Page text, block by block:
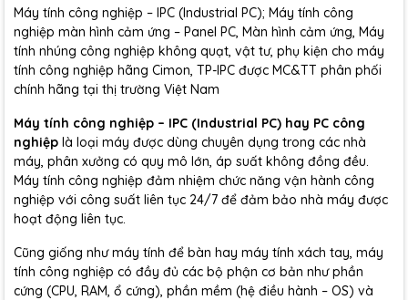
Máy tính công nghiệp – IPC (Industrial PC); Máy tính công
nghiệp màn hình cảm ứng – Panel PC, Màn hình cảm ứng, Máy
tính nhúng công nghiệp không quạt, vật tư, phụ kiện cho máy
tính công nghiệp hãng Cimon, TP-IPC được MC&TT phân phối
chính hãng tại thị trường Việt Nam
Máy tính công nghiệp – IPC (Industrial PC) hay PC công
nghiệp là loại máy được dùng chuyên dụng trong các nhà
máy, phân xưởng có quy mô lớn, áp suất không đồng đều.
Máy tính công nghiệp đảm nhiệm chức năng vận hành công
nghiệp với công suất liên tục 24/7 để đảm bảo nhà máy được
hoạt động liên tục.
Cũng giống như máy tính để bàn hay máy tính xách tay, máy
tính công nghiệp có đầy đủ các bộ phận cơ bản như phần
cứng (CPU, RAM, ổ cứng), phần mềm (hệ điều hành – OS) và